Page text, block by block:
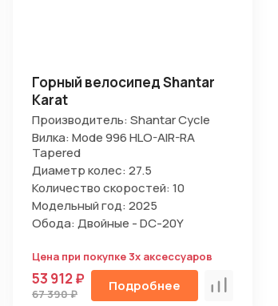
Горный велосипед Shantar
Karat
Производитель: Shantar Cycle
Вилка: Mode 996 HLO-AIR-RA
Tapered
Диаметр колес: 27.5
Количество скоростей: 10
Модельный год: 2025
Обода: Двойные - DC-20Y
Цена при покупке 3х аксессуаров
53 912 ₽
67 390 ₽ Подробнее Сравнить